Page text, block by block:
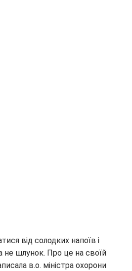
від солодких напоїв і
не шлунок. Про це на своїй
в.о. міністра охорони